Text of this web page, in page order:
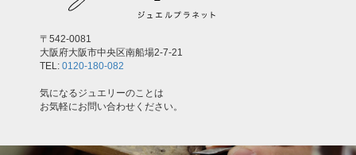
〒542-0081
大阪府大阪市中央区南船場2-7-21
TEL: 0120-180-082
気になるジュエリーのことは
お気軽にお問い合わせください。